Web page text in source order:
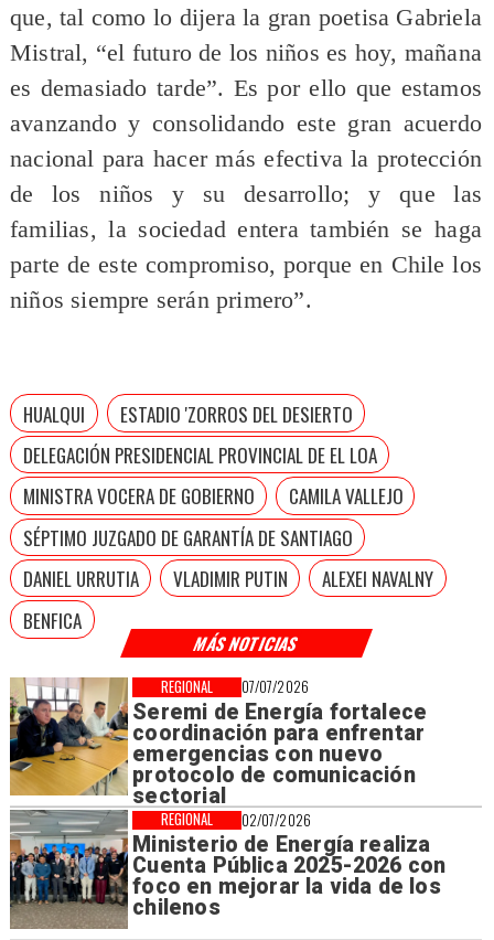
MÁS NOTICIAS
07/07/2026
Seremi de Energía fortalece
coordinación para enfrentar
emergencias con nuevo
protocolo de comunicación
sectorial
REGIONAL
02/07/2026
Ministerio de Energía realiza
Cuenta Pública 2025-2026 con
foco en mejorar la vida de los
chilenos
REGIONAL
que, tal como lo dijera la gran poetisa Gabriela
Mistral, “el futuro de los niños es hoy, mañana
es demasiado tarde”. Es por ello que estamos
avanzando y consolidando este gran acuerdo
nacional para hacer más efectiva la protección
de los niños y su desarrollo; y que las
familias, la sociedad entera también se haga
parte de este compromiso, porque en Chile los
niños siempre serán primero”.
HUALQUI
ESTADIO 'ZORROS DEL DESIERTO
DELEGACIÓN PRESIDENCIAL PROVINCIAL DE EL LOA
MINISTRA VOCERA DE GOBIERNO
CAMILA VALLEJO
SÉPTIMO JUZGADO DE GARANTÍA DE SANTIAGO
DANIEL URRUTIA
VLADIMIR PUTIN
ALEXEI NAVALNY
BENFICA